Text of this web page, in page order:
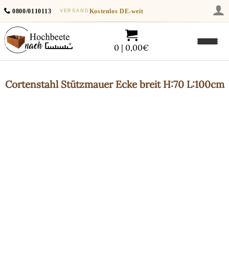
0800/0110113 VERSAND Kostenlos DE-weit
0 | 0,00€
CortenstahlStützmauer Ecke breit H:70 L:100cm